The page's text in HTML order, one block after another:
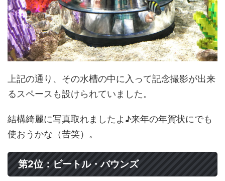
上記の通り、その水槽の中に入って記念撮影が出来
るスペースも設けられていました。
結構綺麗に写真取れましたよ♪来年の年賀状にでも
使おうかな（苦笑）。
第2位：ビートル・バウンズ